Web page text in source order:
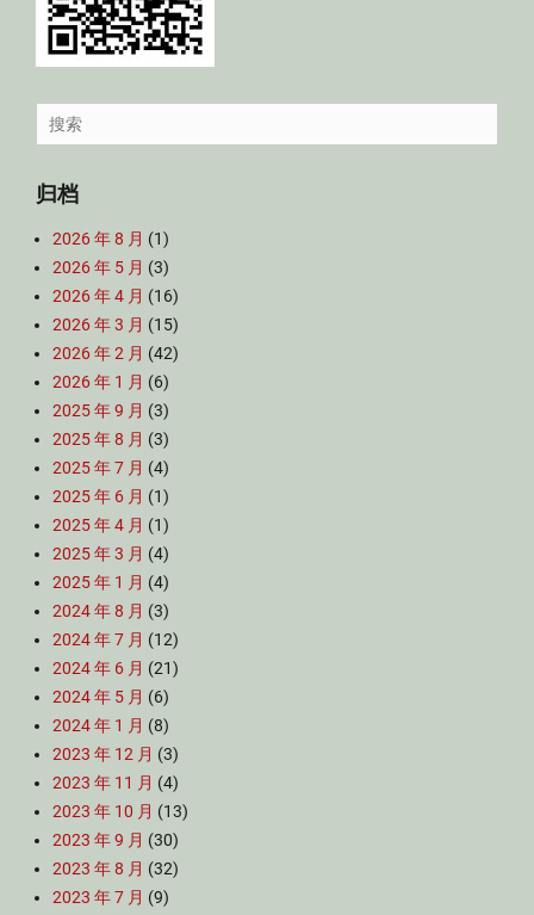
Search
for:
归档
2026 年 8 月 (1)
2026 年 5 月 (3)
2026 年 4 月 (16)
2026 年 3 月 (15)
2026 年 2 月 (42)
2026 年 1 月 (6)
2025 年 9 月 (3)
2025 年 8 月 (3)
2025 年 7 月 (4)
2025 年 6 月 (1)
2025 年 4 月 (1)
2025 年 3 月 (4)
2025 年 1 月 (4)
2024 年 8 月 (3)
2024 年 7 月 (12)
2024 年 6 月 (21)
2024 年 5 月 (6)
2024 年 1 月 (8)
2023 年 12 月 (3)
2023 年 11 月 (4)
2023 年 10 月 (13)
2023 年 9 月 (30)
2023 年 8 月 (32)
2023 年 7 月 (9)